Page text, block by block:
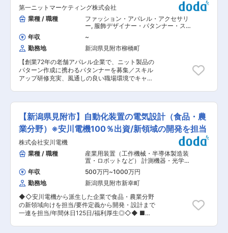
ます。例えば、年間休日は123日・年次有給休暇
（積立最大40日）、保養所やカフェテリアプラ
ン、通信教育制度などがあります。 ■当社の魅
力： 当社は、誰もが知る、売上高（連結）3兆
9519億円・379社の連結子会社をもつ東証プライ
ム上場のキヤノンのグループ会社の一員です。 当
社は1967年創業の従業員数689名の有機ELディス
プレイ・薄型太陽電池製造装置、真空関連装置メ
ーカーとして世界で活躍しています。また、ディ
スプレイ量産化を実現するなど高い技術力で社会
ディスプレイが搭載されるなど現在有機EL市場が
急拡大している中で、市場からは有機ELディスプ
から技術開発に取り組んできた同社へのニーズも
非常に高まっています。世界最先端の技術に関わ
ることができる企業です。
を幅広く対応できる人材育成を進めております。
■組織構成： 正社員：20名程度／平均年齢：41
歳 パート・嘱託：20名程度／平均年齢：52歳 派
遣社員等：35名程度が活躍しており、 若手〜ベ
テランまで幅広い年代の社員が活躍しておりま
す。 ■教育制度： ・未経験でも安心の教育体
制： 同社の風土として、教育、指導に力を入れて
おり、未経験の方でも、OJT指導のみならず、企
業全体でサポートをし、モノづくりのプロとして
ご活躍いただけるようバックアップを致しますの
で、安心してご入社いただけます。 ・研修/各種
全額補助など社員へのフォローが手厚いのが特徴
です。その為、退職者はほとんどいません。 ■働
き方 ・マイカー通勤可／基本残業無し／定時17時
／労働時間7.5h／有休取得◎ ・お昼ごはんは社員
食堂をご利用いただけます！ ■特徴・魅力： ・
当社は1938年の創業以来、商品を1万種以上、雨
どいの取付金具をはじめとする金属加工製品を現
在3000種以上、世に送り出してきました。 ・商
品の特許を取得している商品は200を超え、その
功績から知財功労賞を受賞し、特許庁長官表彰を
受けています。 ・現在では国内トップクラスのシ
ェア（業界シェア4割）を誇るメーカーです。自
己資本比率は82％と、安定した会社基盤を築いて
長企業
第一ニットマーケティング株式会社
業種 / 職種
ファッション・アパレル・アクセサリ
ー, 服飾デザイナー・パタンナー・スタ
ル・アクセサリー・テキスタイル）
年収
~
勤務地
新潟県見附市柳橋町
【創業72年の老舗アパレル企業で、ニット製品の
パターン作成に携わるパタンナーを募集／スキル
アップ研修充実、風通しの良い職場環境でキャリ
識やスキルを存分に活かせます。 ■主な業務内
容： ・専用CADを使用したニット製品のパター
ン作成 ・パターン修正・調整作業 ・サンプル作
成の進行管理 ・工場への生産指示 ・取引先アパ
レルブランドとの打ち合わせ ■入社後について：
まずは工場の概要や安全面のルールについて説明
を受けていただき、各部署での作業の流れを見学
していただきます。その後、配属先の先輩スタッ
フのもとで研修を行い、実際の機械操作や生産工
程の流れを学んでいただきます。 ■組織体制：
繊維事業部は30名、ニット事業部は110名（パタ
ンナー6名、編立プログラマー8名、編立オペレー
ター、縫製オペレーター、仕上げ検査）。全員女
性のパタンナー組織です。 ■企業の特徴／魅力：
創業72年の老舗アパレル企業で、2025年2月に大
手アパレル企業アイア株式会社の関連子会社とな
【新潟県見附市】自動化装置の電気設計（食品・農
業分野）※安川電機100％出資/新領域の開発を担当
株式会社安川電機
業種 / 職種
産業用装置（工作機械・半導体製造装
置・ロボットなど） 計測機器・光学機
器・精密機器・分析機器
御（PLC・シーケンス・ラダー） 電気
設計（工作機械・装置・設備・制御盤
年収 500万円~1000万円
勤務地
新潟県見附市新幸町
◆◇安川電機から派生した企業で食品・農業分野
の新領域向けを担当/要件定義から開発・設計まで
一連を担当/年間休日125日/福利厚生◎◇◆ ■業